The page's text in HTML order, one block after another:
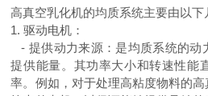
高真空乳化机的均质系统主要由以下
1.驱动电机：
- 提供动力来源：是均质系统的动
提供能量。其功率大小和转速性能
率。例如，对于处理高粘度物料的